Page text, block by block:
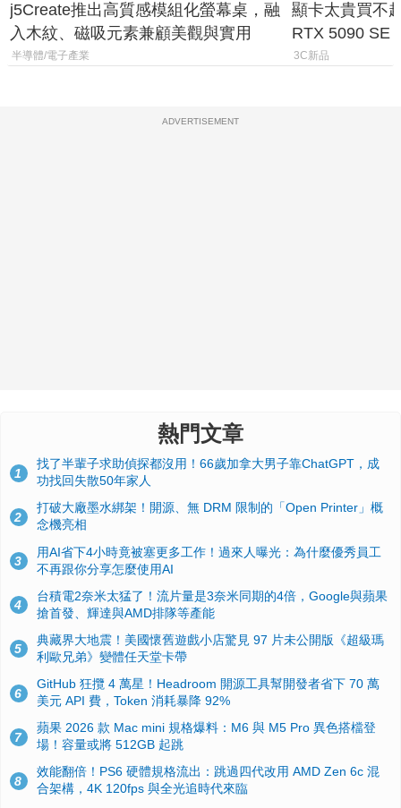
j5Create推出高質感模組化螢幕桌，融
入木紋、磁吸元素兼顧美觀與實用
半導體/電子產業
顯卡太貴買不
RTX 5090 SE
體
3C新品
ADVERTISEMENT
熱門文章
1
找了半輩子求助偵探都沒用！66歲加拿大男子靠ChatGPT，成
功找回失散50年家人
2
打破大廠墨水綁架！開源、無 DRM 限制的「Open Printer」概
念機亮相
3
用AI省下4小時竟被塞更多工作！過來人曝光：為什麼優秀員工
不再跟你分享怎麼使用AI
4
台積電2奈米太猛了！流片量是3奈米同期的4倍，Google與蘋果
搶首發、輝達與AMD排隊等產能
5
典藏界大地震！美國懷舊遊戲小店驚見 97 片未公開版《超級瑪
利歐兄弟》變體任天堂卡帶
6
GitHub 狂攬 4 萬星！Headroom 開源工具幫開發者省下 70 萬
美元 API 費，Token 消耗暴降 92%
7
蘋果 2026 款 Mac mini 規格爆料：M6 與 M5 Pro 異色搭檔登
場！容量或將 512GB 起跳
8
效能翻倍！PS6 硬體規格流出：跳過四代改用 AMD Zen 6c 混
合架構，4K 120fps 與全光追時代來臨